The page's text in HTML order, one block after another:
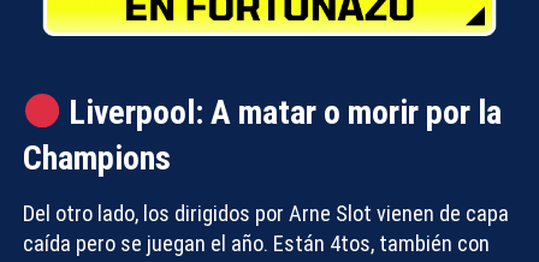
Liverpool: A matar o morir por la
Champions
Del otro lado, los dirigidos por Arne Slot vienen de capa
caída pero se juegan el año. Están 4tos, también con